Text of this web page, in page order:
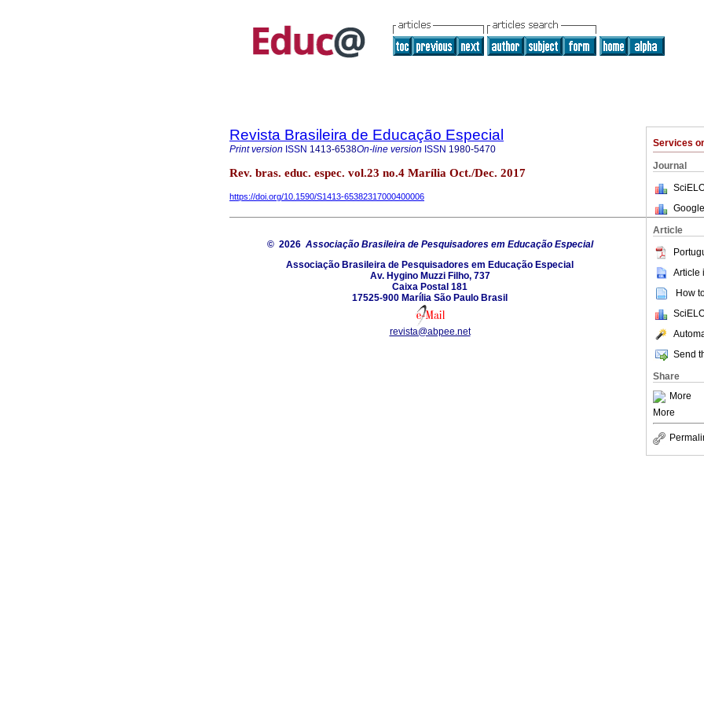
Services
Journal
Article
Article
How
Send
Share
More
More
Revista Brasileira de Educação Especial
Print version ISSN 1413-6538On-line version ISSN 1980-5470
Rev. bras. educ. espec. vol.23 no.4 Marília Oct./Dec. 2017
https://doi.org/10.1590/S1413-65382317000400006
© 2026 Associação Brasileira de Pesquisadores em Educação Especial
Associação Brasileira de Pesquisadores em Educação Especial
Av. Hygino Muzzi Filho, 737
Caixa Postal 181
17525-900 Marília São Paulo Brasil
revista@abpee.net